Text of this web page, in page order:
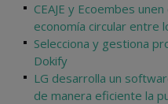
CEAJE y Ecoembes
economía circular entre
Selecciona y gestiona
Dokify
LG desarrolla un
de manera eficiente la